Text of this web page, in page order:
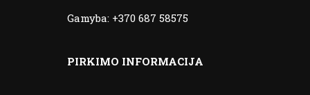
Gamyba: +370 687 58575
PIRKIMO INFORMACIJA